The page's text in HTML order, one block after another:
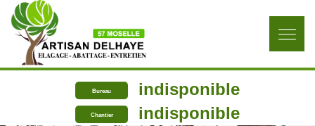
Bureau indisponible
Chantier indisponible